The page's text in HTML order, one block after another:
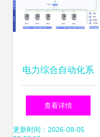
电力综合自动化系
统在煤矿领域的设
计与应用信息系统
查看详情
更新时间：2026-08-05